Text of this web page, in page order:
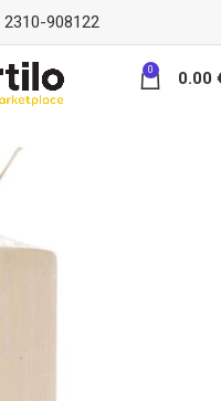
2310-908122
0 0.00